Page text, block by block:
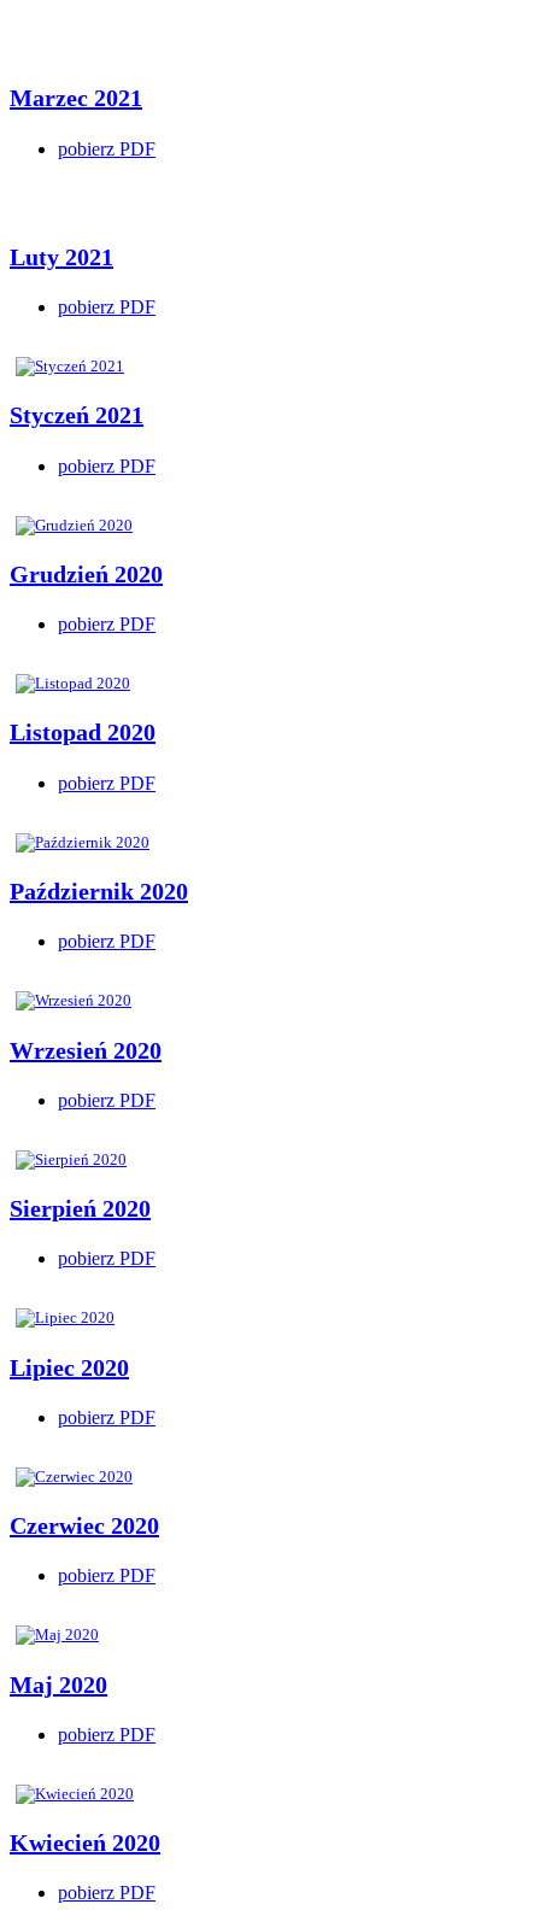
Marzec 2021
pobierz PDF
Luty 2021
pobierz PDF
Styczeń 2021
pobierz PDF
Grudzień 2020
pobierz PDF
Listopad 2020
pobierz PDF
Październik 2020
pobierz PDF
Wrzesień 2020
pobierz PDF
Sierpień 2020
pobierz PDF
Lipiec 2020
pobierz PDF
Czerwiec 2020
pobierz PDF
Maj 2020
pobierz PDF
Kwiecień 2020
pobierz PDF